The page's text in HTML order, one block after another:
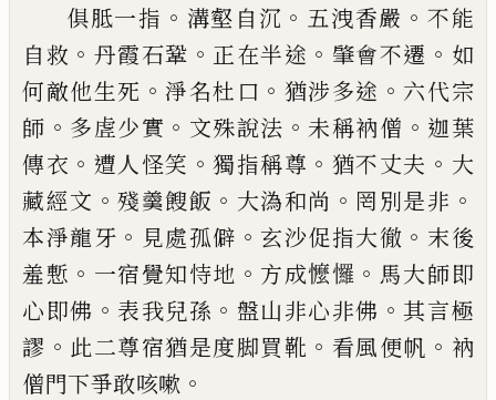
俱胝一指 。 溝壑自沉 。 五洩香嚴 。 不能
自救 。 丹霞石鞏 。 正在半途 。 肇會不遷 。 如
何敵他生死 。淨名杜口 。 猶涉多途 。 六代宗
師 。 多虗少實 。 文殊說法 。 未稱衲僧 。 迦葉
傳衣 。 遭人怪笑 。獨指稱尊 。 猶不丈夫 。 大
藏經文 。殘羹餿飯 。 大溈和尚 。 罔別是非 。
本淨龍牙 。 見處孤僻 。 玄沙促指大徹 。 末後
羞慙 。 一宿覺知恃地 。 方成懡㦬 。 馬大師即
心即佛 。 表我兒孫 。 盤山非心非佛 。其言極
謬 。 此二尊宿猶是度脚買靴 。 看風便帆 。 衲
僧門下爭敢咳嗽 。